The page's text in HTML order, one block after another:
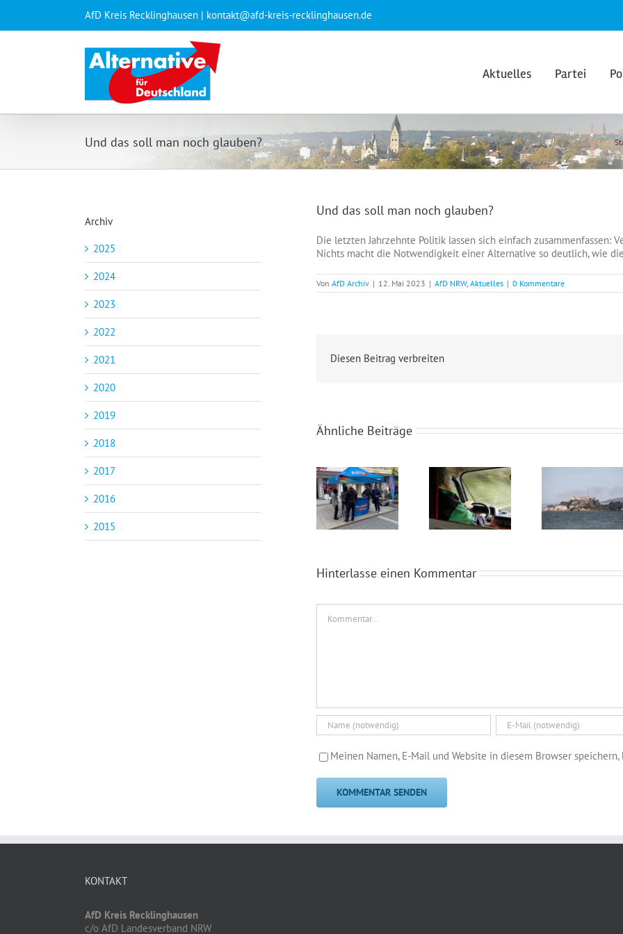
springen
AfD Kreis Recklinghausen | kontakt@afd-kreis-recklinghausen.de
Aktuelles Partei
Und das soll man noch glauben?
Und das soll man noch glauben?
Die letzten Jahrzehnte Politik lassen sich einfach zusammenfassen:
Nichts macht die Notwendigkeit einer Alternative so deutlich, wie
Von AfD Archiv | 12. Mai 2023 | AfD NRW, Aktuelles | 0 Kommentare
Diesen Beitrag verbreiten
Ähnliche Beiträge
Hinterlasse einen Kommentar
Meinen Namen, E-Mail und Website in diesem Browser
Archiv
2025
2024
2023
2022
2021
2020
2019
2018
2017
2016
2015
KONTAKT
AfD Kreis Recklinghausen
c/o AfD Landesverband NRW